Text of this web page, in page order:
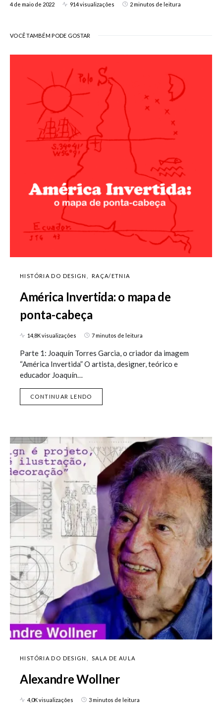
4 de maio de 2022
914 visualizações 2 minutos de leitura
VOCÊ TAMBÉM PODE GOSTAR
HISTÓRIA DO DESIGN RAÇA/ETNIA
América Invertida: o mapa de
ponta-cabeça
14,8K visualizações 7 minutos de leitura
Parte 1: Joaquín Torres Garcia, o criador da imagem
“América Invertida” O artista, designer, teórico e
educador Joaquín…
CONTINUAR LENDO
HISTÓRIA DO DESIGN SALA DE AULA
Alexandre Wollner
4,0K visualizações 3 minutos de leitura